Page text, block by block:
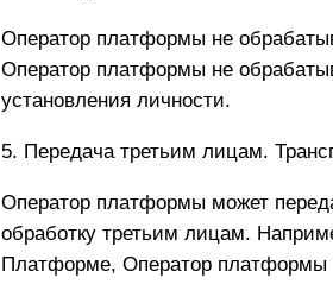
Оператор платформы не
Оператор платформы не
установления личности.
5. Передача третьим лицам.
Оператор платформы может
обработку третьим лицам.
Платформе, Оператор платформы